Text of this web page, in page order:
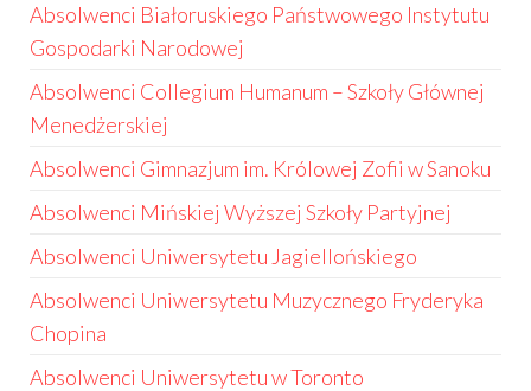
Absolwenci Białoruskiego Państwowego Instytutu
Gospodarki Narodowej
Absolwenci Collegium Humanum – Szkoły Głównej
Menedżerskiej
Absolwenci Gimnazjum im. Królowej Zofii w Sanoku
Absolwenci Mińskiej Wyższej Szkoły Partyjnej
Absolwenci Uniwersytetu Jagiellońskiego
Absolwenci Uniwersytetu Muzycznego Fryderyka
Chopina
Absolwenci Uniwersytetu w Toronto